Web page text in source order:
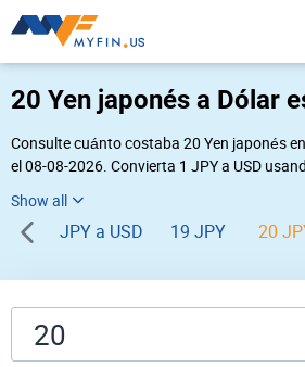
20 Yen japonés a Dólar
Consulte cuánto costaba 20 Yen japonés
el 08-08-2026. Convierta 1 JPY a USD
USD JPY ».
JPY a USD 19 JPY 20